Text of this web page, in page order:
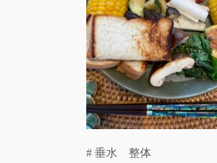
# 垂水 整体